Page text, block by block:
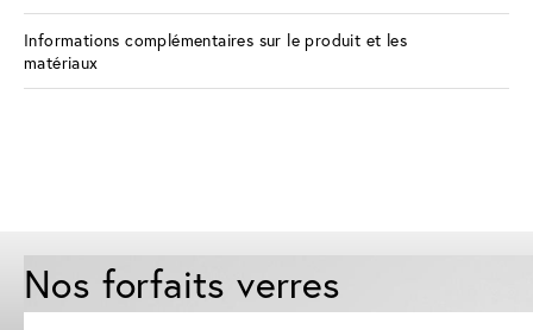
Informations complémentaires sur le produit et les
matériaux
Nos forfaits verres